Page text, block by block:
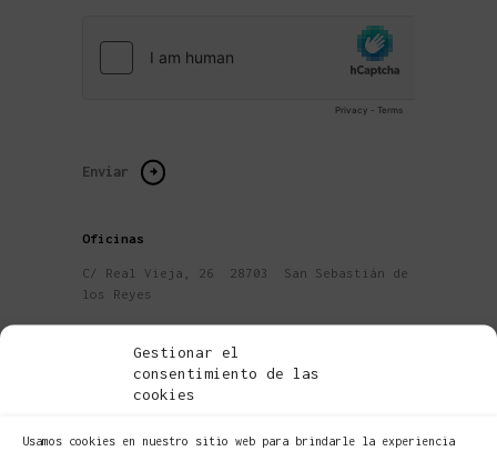
Gestionar el
consentimiento de las
cookies
Usamos cookies en nuestro sitio web para brindarle la experiencia
Oficinas
C/ Real Vieja, 26 28703 San Sebastián de
los Reyes
Teléfono
661 442 617